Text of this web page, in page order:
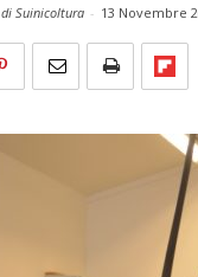
Suinicoltura - 13 Novembre